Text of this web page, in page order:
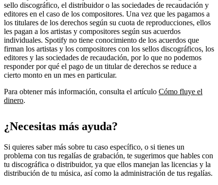
sello discográfico, el distribuidor o las sociedades de recaudación y
editores en el caso de los compositores. Una vez que les pagamos a
los titulares de los derechos según su cuota de reproducciones, ellos
les pagan a los artistas y compositores según sus acuerdos
individuales. Spotify no tiene conocimiento de los acuerdos que
firman los artistas y los compositores con los sellos discográficos, los
editores y las sociedades de recaudación, por lo que no podemos
responder por qué el pago de un titular de derechos se reduce a
cierto monto en un mes en particular.
Para obtener más información, consulta el artículo Cómo fluye el
dinero.
¿Necesitas más ayuda?
Si quieres saber más sobre tu caso específico, o si tienes un
problema con tus regalías de grabación, te sugerimos que hables con
tu discográfica o distribuidor, ya que ellos manejan las licencias y la
distribución de tu música, así como la administración de tus regalías.